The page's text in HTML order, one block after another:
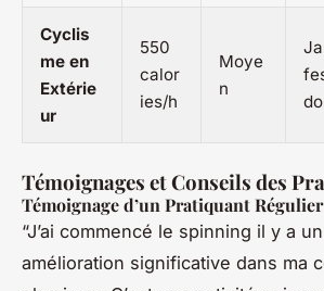
Cyclis
me en
Extérie
ur
550
calor
ies/h
Moye
n
Témoignages et Conseils des
Témoignage d’un Pratiquant Régulier
“J’ai commencé le spinning il y a
amélioration significative dans ma